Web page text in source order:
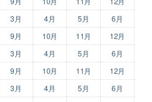
3月 4月 5月
6月
9月 10月 11月 12月
3月 4月 5月
6月
9月 10月 11月 12月
3月 4月 5月
6月